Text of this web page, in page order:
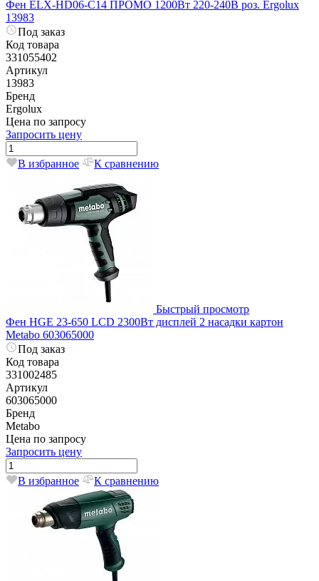
Фен ELX-HD06-C14 ПРОМО 1200Вт 220-240В роз. Ergolux
13983
Под заказ
Код товара
331055402
Артикул
13983
Бренд
Ergolux
Цена по запросу
Запросить цену
В избранное К сравнению
Быстрый просмотр
Фен HGE 23-650 LCD 2300Вт дисплей 2 насадки картон
Metabo 603065000
Под заказ
Код товара
331002485
Артикул
603065000
Бренд
Metabo
Цена по запросу
Запросить цену
В избранное К сравнению